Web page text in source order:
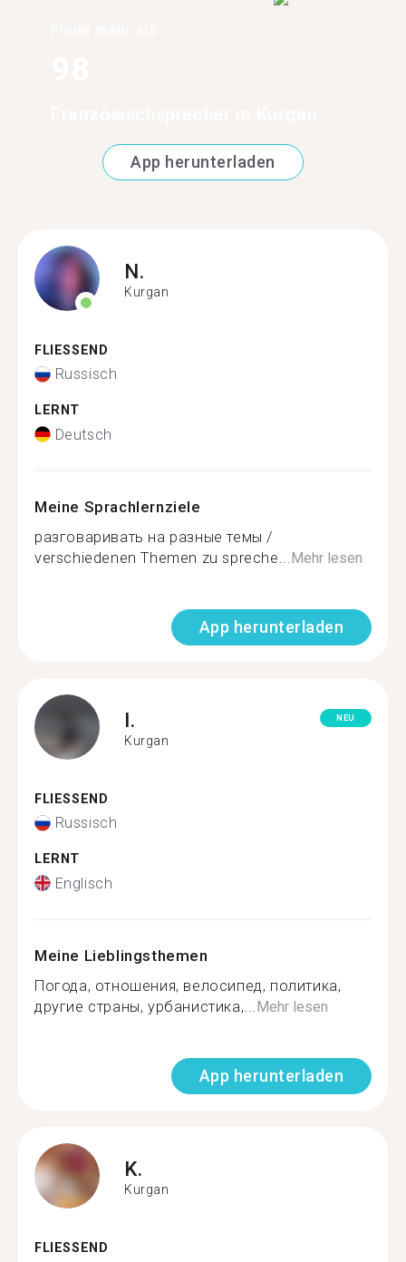
App herunterladen
N.
Kurgan
FLIESSEND
Russisch
LERNT
Deutsch
Meine Sprachlernziele
разговаривать на разные темы /
verschiedenen Themen zu spreche... Mehr lesen
App herunterladen
I.
Kurgan
NEU
FLIESSEND
Russisch
LERNT
Englisch
Meine Lieblingsthemen
Погода, отношения, велосипед, политика,
другие страны, урбанистика,... Mehr lesen
App herunterladen
K.
Kurgan
FLIESSEND